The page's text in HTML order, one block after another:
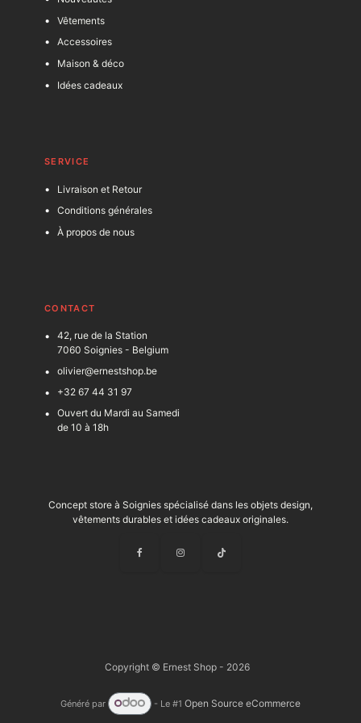
Vêtements
Accessoires
Maison & déco
Idées cadeaux
SERVICE
Livraison et Retour
Conditions générales
À propos de nous
CONTACT
42, rue de la Station
7060 Soignies - Belgium
olivier@ernestshop.be
+32 67 44 31 97
Ouvert du Mardi au Samedi
de 10 à 18h
Concept store à Soignies spécialisé dans les objets design,
vêtements durables et idées cadeaux originales.
Copyright © Ernest Shop - 2026
Généré par - Le #1Open Source eCommerce